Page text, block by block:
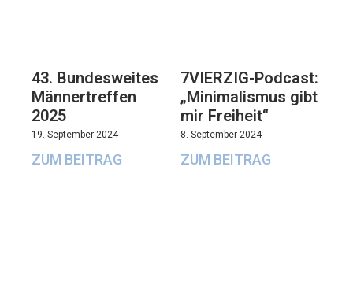
43. Bundesweites
Männertreffen
2025
19. September 2024
ZUM BEITRAG
7VIERZIG-Podcast:
„Minimalismus gibt
mir Freiheit“
8. September 2024
ZUM BEITRAG